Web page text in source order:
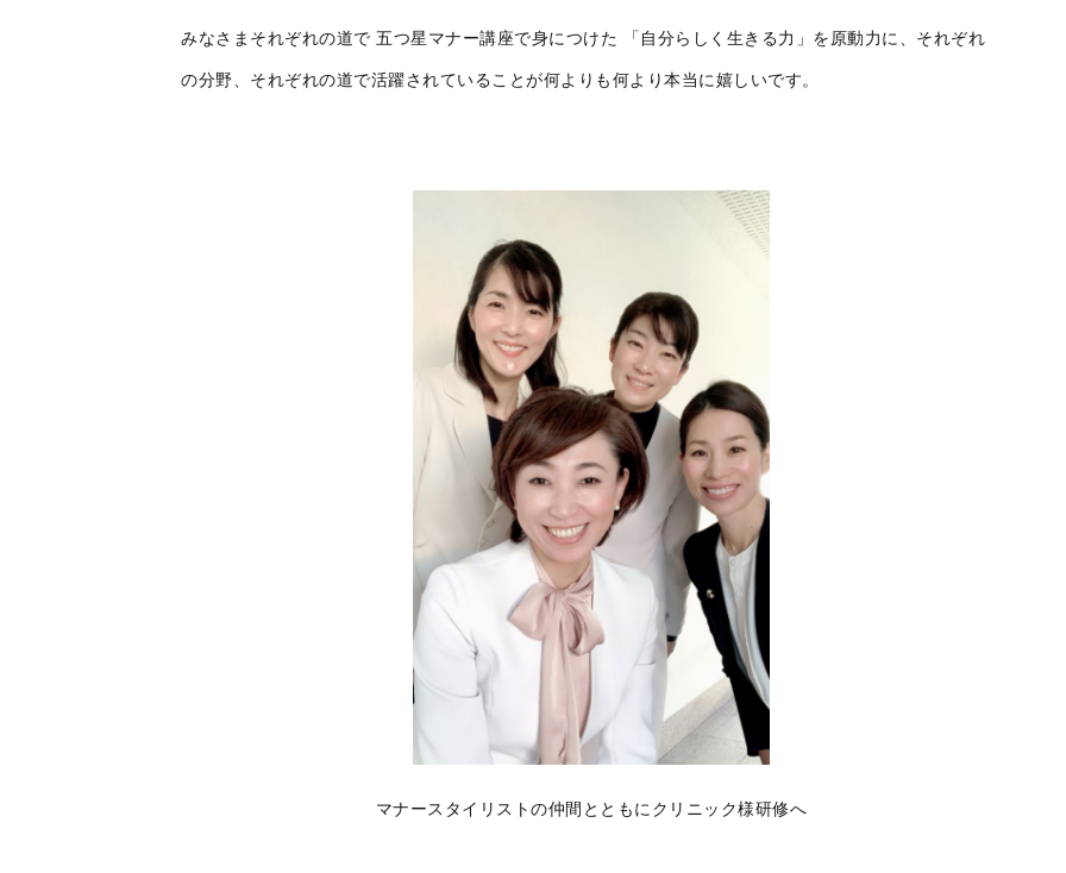
みなさまそれぞれの道で 五つ星マナー講座で身につけた 「自分らしく生きる力」を原動力に、それぞれ
の分野、それぞれの道で活躍されていることが何よりも何より本当に嬉しいです。
マナースタイリストの仲間とともにクリニック様研修へ